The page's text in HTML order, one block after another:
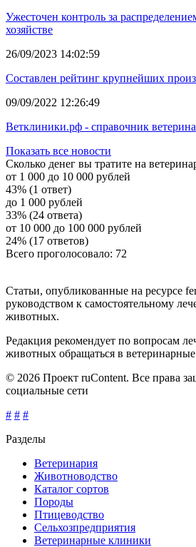
Ужесточен контроль за
хозяйстве
26/09/2023 14:02:59
Составлен рейтинг крупнейших
09/09/2022 12:26:49
Ветклиники.рф - справочник
Показать все новости
Сколько денег вы тратите на
от 1 000 до 10 000 рублей
43% (1 ответ)
до 1 000 рублей
33% (24 ответа)
от 10 000 до 100 000 рублей
24% (17 ответов)
Всего проголосовало: 72
Статьи, опубликованные на ресурсе
руководством к самостоятельному
животных.
Редакция рекомендует по вопросам
животных обращаться в
© 2026 Проект ruContent. Все права
социальные сети
# # #
Разделы
Ветеринария
Животноводство
Каталог сортов
Породы
Птицеводство
Сельхозпредприятия
Ветеринарные клиники